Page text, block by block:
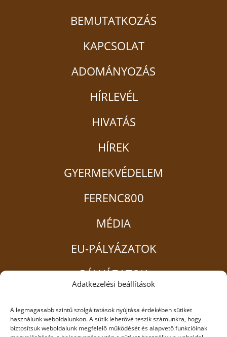
Adatkezelési beállítások
A legmagasabb szintű szolgáltatások nyújtása érdekében sütiket
használunk weboldalunkon. A sütik lehetővé teszik számunkra, hogy
biztosítsuk weboldalunk megfelelő működését és alapvető funkcióinak
BEMUTATKOZÁS
KAPCSOLAT
ADOMÁNYOZÁS
HÍRLEVÉL
HIVATÁS
HÍREK
GYERMEKVÉDELEM
FERENC800
MÉDIA
EU-PÁLYÁZATOK
PÁLYÁZATOK